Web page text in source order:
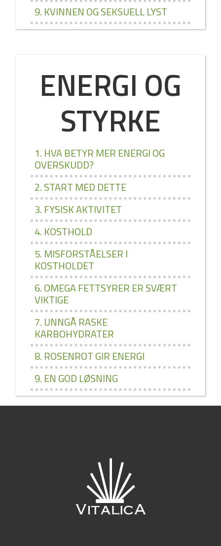
9. KVINNEN OG SEKSUELL LYST
ENERGI OG
STYRKE
1. HVA BETYR MER ENERGI OG
OVERSKUDD?
2. START MED DETTE
3. FYSISK AKTIVITET
4. KOSTHOLD
5. MISFORSTÅELSER I
KOSTHOLDET
6. OMEGA FETTSYRER ER SVÆRT
VIKTIGE
7. UNNGÅ RASKE
KARBOHYDRATER
8. ROSENROT GIR ENERGI
9. EN GOD LØSNING